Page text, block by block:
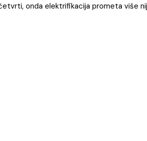
onda elektrifikacija prometa više